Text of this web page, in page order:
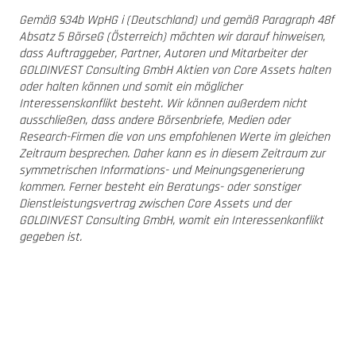
Gemäß §34b WpHG i (Deutschland) und gemäß Paragraph 48f
Absatz 5 BörseG (Österreich) möchten wir darauf hinweisen,
dass Auftraggeber, Partner, Autoren und Mitarbeiter der
GOLDINVEST Consulting GmbH Aktien von Core Assets halten
oder halten können und somit ein möglicher
Interessenskonflikt besteht. Wir können außerdem nicht
ausschließen, dass andere Börsenbriefe, Medien oder
Research-Firmen die von uns empfohlenen Werte im gleichen
Zeitraum besprechen. Daher kann es in diesem Zeitraum zur
symmetrischen Informations- und Meinungsgenerierung
kommen. Ferner besteht ein Beratungs- oder sonstiger
Dienstleistungsvertrag zwischen Core Assets und der
GOLDINVEST Consulting GmbH, womit ein Interessenkonflikt
gegeben ist.